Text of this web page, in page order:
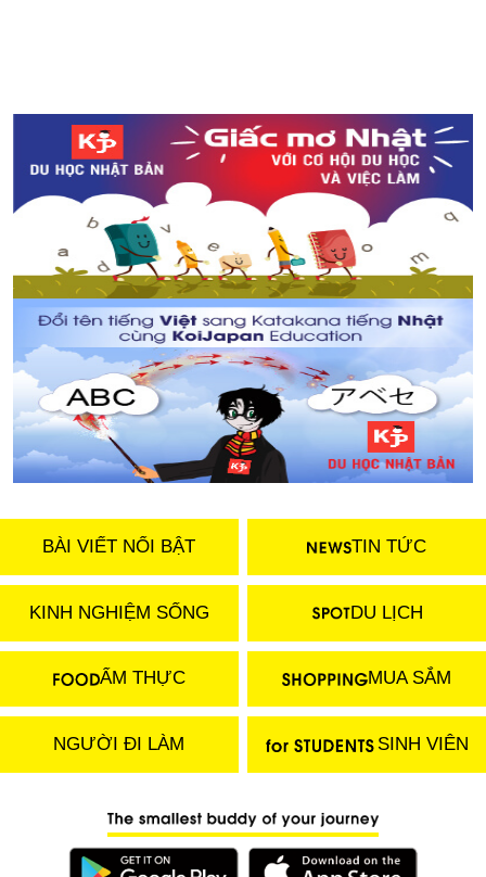
Bonsai lơ lửng trên không - từ tưởng tượng đến hiện
thực
BÀI VIẾT NỔI BẬT TIN TỨC
KINH NGHIỆM SỐNG DU LỊCH
ẨM THỰC MUA SẮM
NGƯỜI ĐI LÀM SINH VIÊN